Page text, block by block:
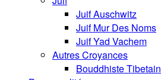
Juif Auschwitz
Juif Mur Des Noms
Juif Yad Vachem
Autres Croyances
Bouddhiste Tibetain